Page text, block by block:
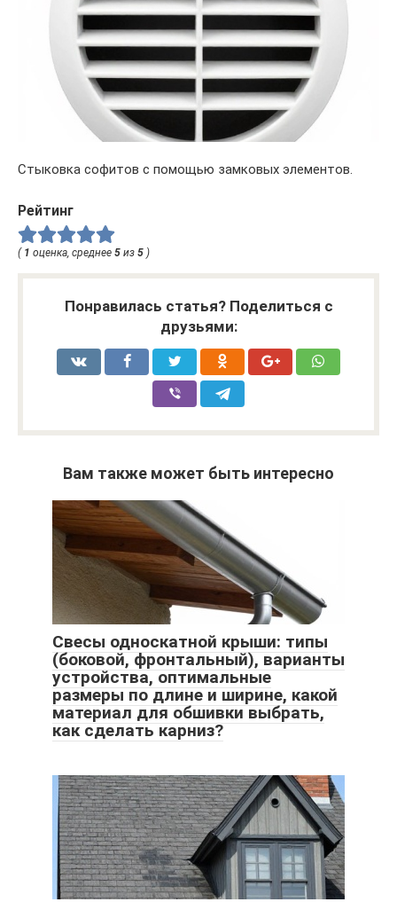
Стыковка софитов с помощью замковых элементов.
Рейтинг
( 1 оценка, среднее 5 из 5 )
Понравилась статья? Поделиться с
друзьями:
Вам также может быть интересно
Свесы односкатной крыши: типы
(боковой, фронтальный), варианты
устройства, оптимальные
размеры по длине и ширине, какой
материал для обшивки выбрать,
как сделать карниз?